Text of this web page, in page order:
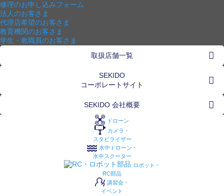
修理のお申し込みフォーム
法人のお客さま
代理店希望のお客さま
教育機関のお客さま
学生・教職員のお客さま
取扱店舗一覧
SEKIDO
コーポレートサイト
SEKIDO 会社概要
ドローン
カメラ・
スタビライザー
水中ドローン・
水中スクーター
ロボット・
RC部品
講習会・
イベント